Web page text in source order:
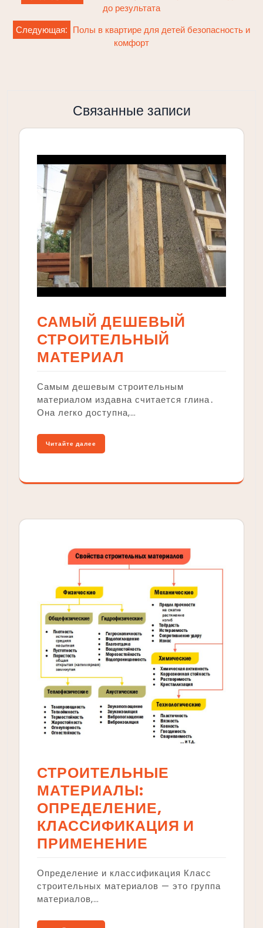
по
записям
до результата
Следующая: Полы в квартире для детей безопасность и
комфорт
Связанные записи
САМЫЙ ДЕШЕВЫЙ
СТРОИТЕЛЬНЫЙ
МАТЕРИАЛ
Самым дешевым строительным
материалом издавна считается глина․
Она легко доступна,…
Читайте далее
СТРОИТЕЛЬНЫЕ
МАТЕРИАЛЫ:
ОПРЕДЕЛЕНИЕ,
КЛАССИФИКАЦИЯ И
ПРИМЕНЕНИЕ
Определение и классификация Класс
строительных материалов — это группа
материалов,…